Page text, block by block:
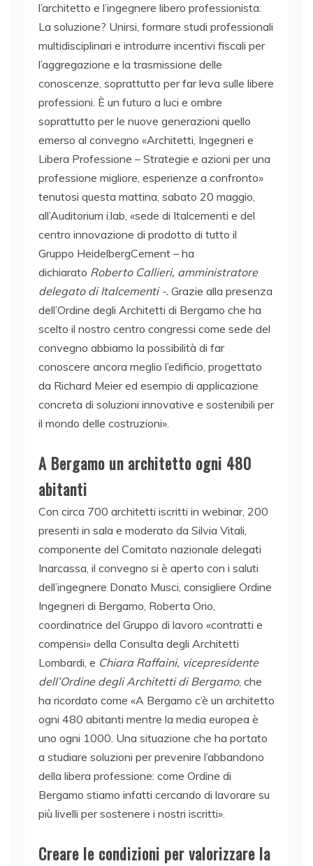
l’architetto e l’ingegnere libero professionista:
La soluzione? Unirsi, formare studi professionali
multidisciplinari e introdurre incentivi fiscali per
l’aggregazione e la trasmissione delle
conoscenze, soprattutto per far leva sulle libere
professioni. È un futuro a luci e ombre
soprattutto per le nuove generazioni quello
emerso al convegno «Architetti, Ingegneri e
Libera Professione – Strategie e azioni per una
professione migliore, esperienze a confronto»
tenutosi questa mattina, sabato 20 maggio,
all’Auditorium i.lab, «sede di Italcementi e del
centro innovazione di prodotto di tutto il
Gruppo HeidelbergCement – ha
dichiarato Roberto Callieri, amministratore
delegato di Italcementi -. Grazie alla presenza
dell’Ordine degli Architetti di Bergamo che ha
scelto il nostro centro congressi come sede del
convegno abbiamo la possibilità di far
conoscere ancora meglio l’edificio, progettato
da Richard Meier ed esempio di applicazione
concreta di soluzioni innovative e sostenibili per
il mondo delle costruzioni».
A Bergamo un architetto ogni 480
abitanti
Con circa 700 architetti iscritti in webinar, 200
presenti in sala e moderato da Silvia Vitali,
componente del Comitato nazionale delegati
Inarcassa, il convegno si è aperto con i saluti
dell’ingegnere Donato Musci, consigliere Ordine
Ingegneri di Bergamo, Roberta Orio,
coordinatrice del Gruppo di lavoro «contratti e
compensi» della Consulta degli Architetti
Lombardi, e Chiara Raffaini, vicepresidente
dell’Ordine degli Architetti di Bergamo, che
ha ricordato come «A Bergamo c’è un architetto
ogni 480 abitanti mentre la media europea è
uno ogni 1000. Una situazione che ha portato
a studiare soluzioni per prevenire l’abbandono
della libera professione: come Ordine di
Bergamo stiamo infatti cercando di lavorare su
più livelli per sostenere i nostri iscritti».
Creare le condizioni per valorizzare la